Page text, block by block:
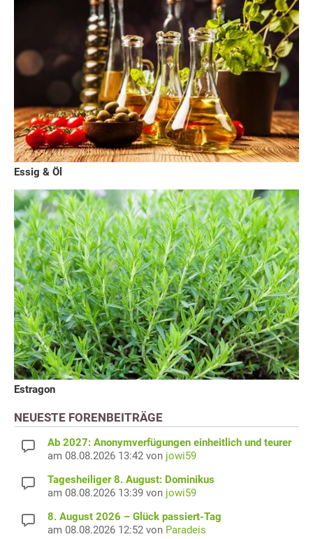
Essig & Öl
Estragon
NEUESTE FORENBEITRÄGE
Ab 2027: Anonymverfügungen einheitlich und teurer
am 08.08.2026 13:42 von jowi59
Tagesheiliger 8. August: Dominikus
am 08.08.2026 13:39 von jowi59
8. August 2026 – Glück passiert-Tag
am 08.08.2026 12:52 von Paradeis